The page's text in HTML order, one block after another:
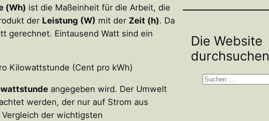
(Wh) ist die Maßeinheit für die Arbeit, die
der Leistung (W) mit der Zeit (h). Da
gerechnet. Eintausend Watt sind ein
angegeben wird. Der Umwelt
werden, der nur auf Strom aus
der wichtigsten
Die Website
durchsuchen
S